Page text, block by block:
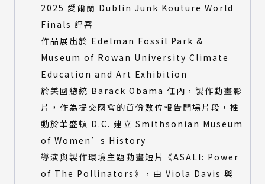
2025 愛爾蘭 Dublin Junk Kouture World
Finals 評審
作品展出於 Edelman Fossil Park &
Museum of Rowan University Climate
Education and Art Exhibition
於美國總統 Barack Obama 任內，製作動畫影
片，作為提交國會的首份數位報告開場片段，推
動於華盛頓 D.C. 建立 Smithsonian Museum
of Women’s History
導演與製作環境主題動畫短片《ASALI: Power
of The Pollinators》，由 Viola Davis 與